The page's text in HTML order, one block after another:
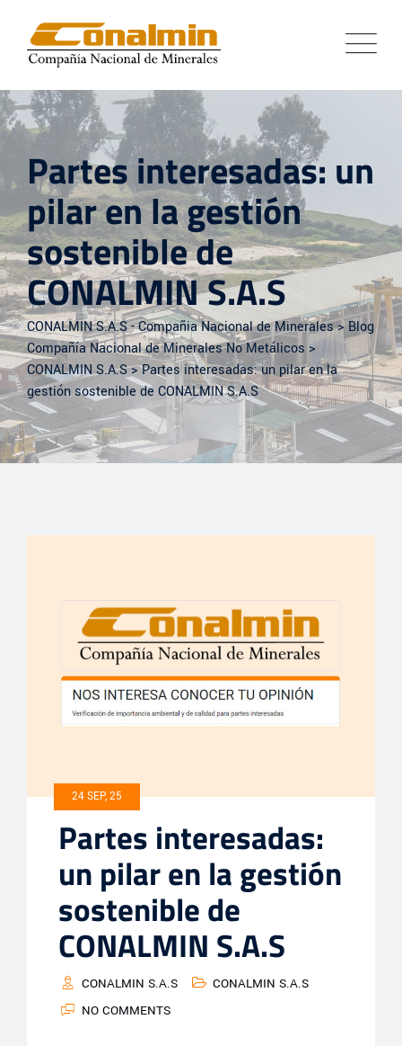
content
Partes interesadas: un
pilar en la gestión
sostenible de
CONALMIN S.A.S
CONALMIN S.A.S - Compañia Nacional de Minerales>Blog
Compañía Nacional de Minerales No Metálicos >
CONALMIN S.A.S>Partes interesadas: un pilar en la
gestión sostenible de CONALMIN S.A.S
24 SEP, 25
Partes interesadas:
un pilar en la gestión
sostenible de
CONALMIN S.A.S
CONALMIN S.A.S
CONALMIN S.A.S
NO COMMENTS